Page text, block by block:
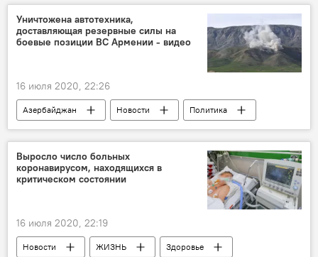
Уничтожена автотехника,
доставляющая резервные силы на
боевые позиции ВС Армении - видео
16 июля 2020, 22:26
Азербайджан Новости
Политика
ВС Армении
армяно-азербайджанский конфликт
Товузский район
Выросло число больных
коронавирусом, находящихся в
критическом состоянии
16 июля 2020, 22:19
Новости ЖИЗНЬ
Здоровье